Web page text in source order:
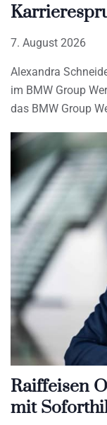
7. August 2026
Alexandra
im BMW Group
das BMW Group
Raiffeisen
mit